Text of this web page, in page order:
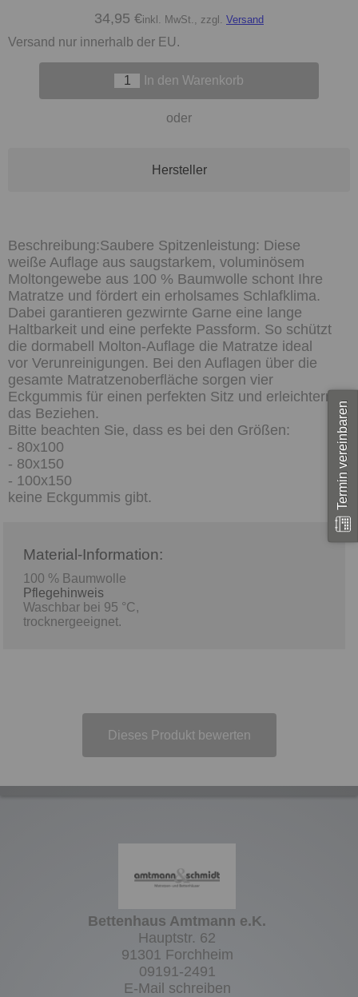
34,95 €inkl. MwSt., zzgl. Versand
Versand nur innerhalb der EU.
In den Warenkorb
oder
Hersteller
Saubere Spitzenleistung: Diese
weiße Auflage aus saugstarkem, voluminösem
Moltongewebe aus 100 % Baumwolle schont Ihre
Matratze und fördert ein erholsames Schlafklima.
Dabei garantieren gezwirnte Garne eine lange
Haltbarkeit und eine perfekte Passform. So schützt
die dormabell Molton-Auflage die Matratze ideal
vor Verunreinigungen. Bei den Auflagen über die
gesamte Matratzenoberfläche sorgen vier
Eckgummis für einen perfekten Sitz und erleichtern
das Beziehen.
Bitte beachten Sie, dass es bei den Größen:
- 80x100
- 80x150
- 100x150
keine Eckgummis gibt.
Material-Information:
100 % Baumwolle
Pflegehinweis
Waschbar bei 95 °C,
trocknergeeignet.
Dieses Produkt bewerten
Termin vereinbaren
Bettenhaus Amtmann e.K.
Hauptstr. 62
91301 Forchheim
09191-2491
E-Mail schreiben